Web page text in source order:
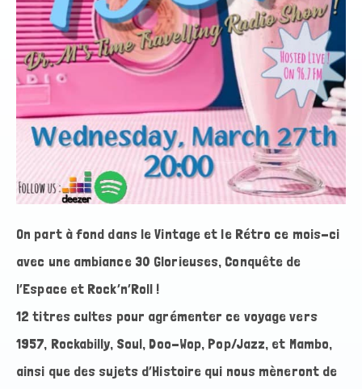
On part à fond dans le Vintage et le Rétro ce mois-ci
avec une ambiance 30 Glorieuses, Conquête de
l’Espace et Rock’n’Roll !
12 titres cultes pour agrémenter ce voyage vers
1957, Rockabilly, Soul, Doo-Wop, Pop/Jazz, et Mambo,
ainsi que des sujets d’Histoire qui nous mèneront de